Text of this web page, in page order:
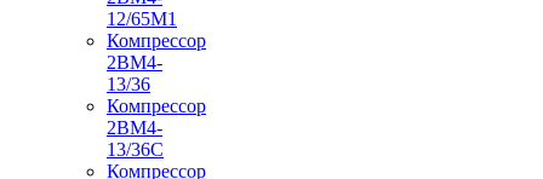
12/65М1
Компрессор
2ВМ4-
13/36
Компрессор
2ВМ4-
13/36С
Компрессор